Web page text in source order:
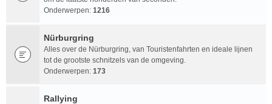
Onderwerpen: 1216
Nürburgring
Alles over de Nürburgring, van Touristenfahrten en ideale lijnen
tot de grootste schnitzels van de omgeving.
Onderwerpen: 173
Rallying